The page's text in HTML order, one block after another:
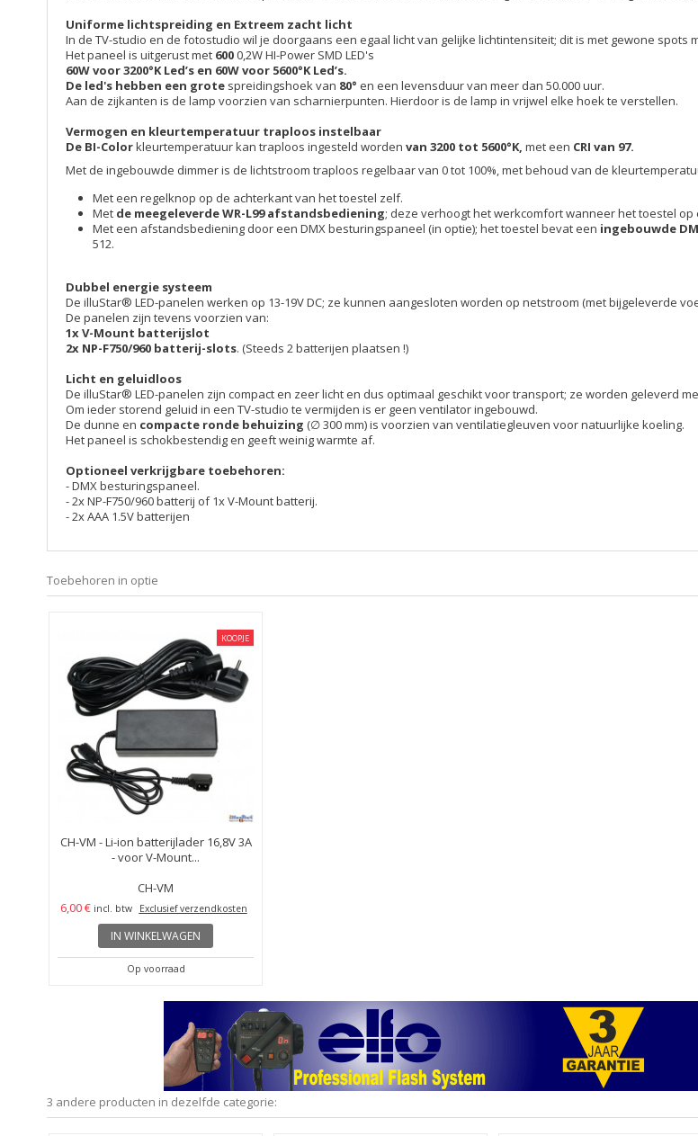
Uniforme lichtspreiding en Extreem zacht licht
In de TV-studio en de fotostudio wil je doorgaans een egaal licht van gelijke lichtintensiteit; dit is met gewone spots
Het paneel is uitgerust met 6000,2W HI-Power SMD LED's
60W voor 3200°K Led’s en 60W voor 5600°K Led’s.
De led's hebben een grote spreidingshoek van 80° en een levensduur van meer dan 50.000 uur.
Aan de zijkanten is de lamp voorzien van scharnierpunten. Hierdoor is de lamp in vrijwel elke hoek te verstellen.
Vermogen en kleurtemperatuur traploos instelbaar
De BI-Colorkleurtemperatuur kan traploos ingesteld worden van 3200 tot 5600°K, met een CRI van 97.
Met de ingebouwde dimmer is de lichtstroom traploos regelbaar van 0 tot 100%, met behoud van de
Met een regelknop op de achterkant van het toestel zelf.
Met de meegeleverde WR-L99 afstandsbediening; deze verhoogt het werkcomfort wanneer het toestel
Met een afstandsbediening door een DMX besturingspaneel (in optie); het toestel bevat een ingebouwde
512.
Dubbel energie systeem
De illuStar® LED-panelen werken op 13-19V DC; ze kunnen aangesloten worden op netstroom (met bijgeleverde
De panelen zijn tevens voorzien van:
1x V-Mount batterijslot
2x NP-F750/960 batterij-slots. (Steeds 2 batterijen plaatsen !)
Licht en geluidloos
De illuStar® LED-panelen zijn compact en zeer licht en dus optimaal geschikt voor transport; ze worden geleverd
Om ieder storend geluid in een TV-studio te vermijden is er geen ventilator ingebouwd.
De dunne en compacte ronde behuizing (∅ 300 mm) is voorzien van ventilatiegleuven voor natuurlijke koeling.
Het paneel is schokbestendig en geeft weinig warmte af.
Optioneel verkrijgbare toebehoren:
- DMX besturingspaneel.
- 2x NP-F750/960 batterij of 1x V-Mount batterij.
- 2x AAA 1.5V batterijen
Toebehoren in optie
KOOPJE
CH-VM - Li-ion batterijlader 16,8V 3A
- voor V-Mount...
CH-VM
6,00 € incl. btw Exclusief verzendkosten
IN WINKELWAGEN
Op voorraad
3 andere producten in dezelfde categorie: